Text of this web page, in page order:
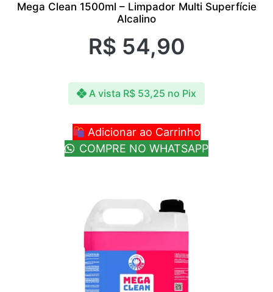
Mega Clean 1500ml – Limpador Multi Superfície
Alcalino
R$ 54,90
A vista R$ 53,25 no Pix
Adicionar ao Carrinho
COMPRE NO WHATSAPP